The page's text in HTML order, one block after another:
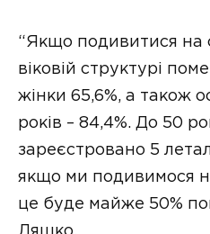
“Якщо подивитися на
віковій структурі
жінки 65,6%, а також
років – 84,4%. До 50
зареєстровано 5
якщо ми подивимося
це буде майже 50%